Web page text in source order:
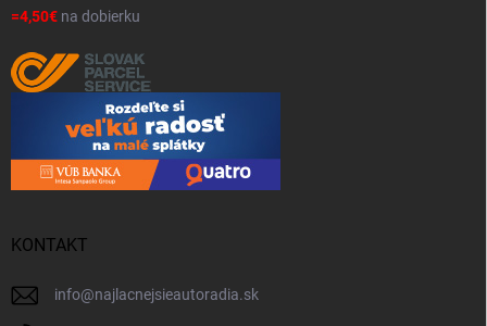
=4,50€ na dobierku
KONTAKT
info@najlacnejsieautoradia.sk